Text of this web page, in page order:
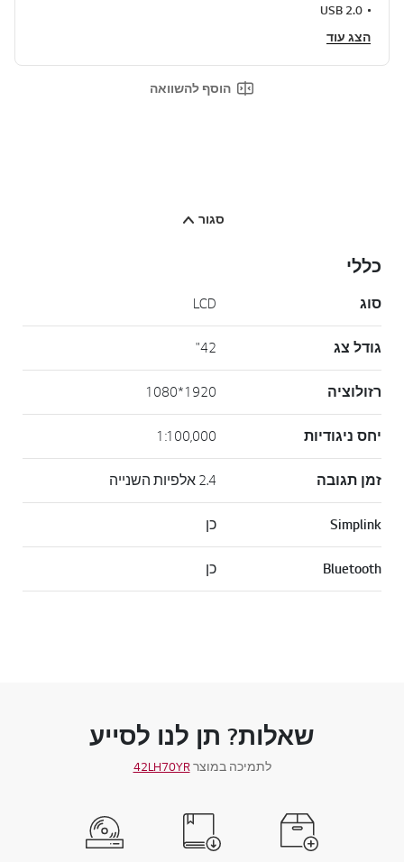
USB 2.0
הצג עוד
הוסף להשוואה
סגור
כללי
סוג LCD
גודל צג 42"
רזולוציה 1920*1080
יחס ניגודיות 1:100,000
זמן תגובה 2.4 אלפיות השנייה
Simplink כן
Bluetooth כן
שאלות? תן לנו לסייע
לתמיכה במוצר42LH70YR